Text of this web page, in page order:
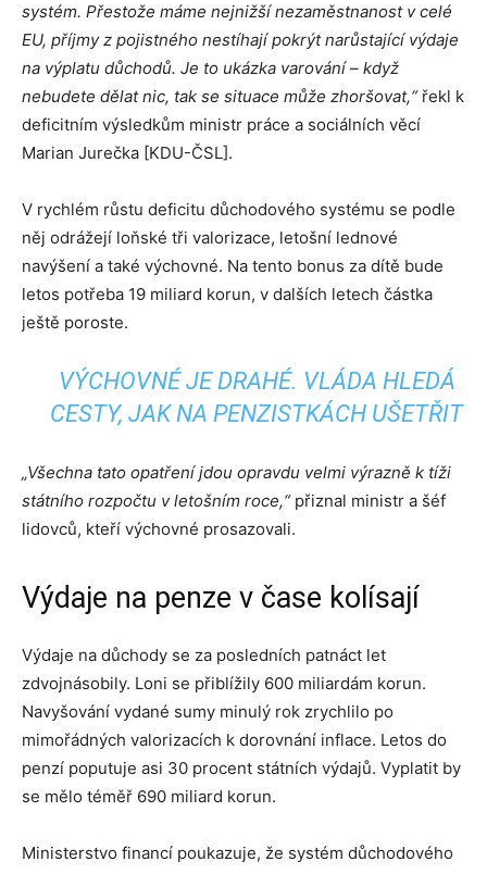
systém. Přestože máme nejnižší nezaměstnanost v celé
EU, příjmy z pojistného nestíhají pokrýt narůstající výdaje
na výplatu důchodů. Je to ukázka varování – když
nebudete dělat nic, tak se situace může zhoršovat,“řekl k
deficitním výsledkům ministr práce a sociálních věcí
Marian Jurečka [KDU-ČSL].
V rychlém růstu deficitu důchodového systému se podle
něj odrážejí loňské tři valorizace, letošní lednové
navýšení a také výchovné. Na tento bonus za dítě bude
letos potřeba 19 miliard korun, v dalších letech částka
ještě poroste.
VÝCHOVNÉ JE DRAHÉ. VLÁDA HLEDÁ
CESTY, JAK NA PENZISTKÁCH UŠETŘIT
„Všechna tato opatření jdou opravdu velmi výrazně k tíži
státního rozpočtu v letošním roce,“přiznal ministr a šéf
lidovců, kteří výchovné prosazovali.
Výdaje na penze v čase kolísají
Výdaje na důchody se za posledních patnáct let
zdvojnásobily. Loni se přiblížily 600 miliardám korun.
Navyšování vydané sumy minulý rok zrychlilo po
mimořádných valorizacích k dorovnání inflace. Letos do
penzí poputuje asi 30 procent státních výdajů. Vyplatit by
se mělo téměř 690 miliard korun.
Ministerstvo financí poukazuje, že systém důchodového